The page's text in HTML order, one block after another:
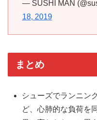
— SUSHI MAN
18, 2019
まとめ
シューズでランニン
ど、心肺的な負荷を